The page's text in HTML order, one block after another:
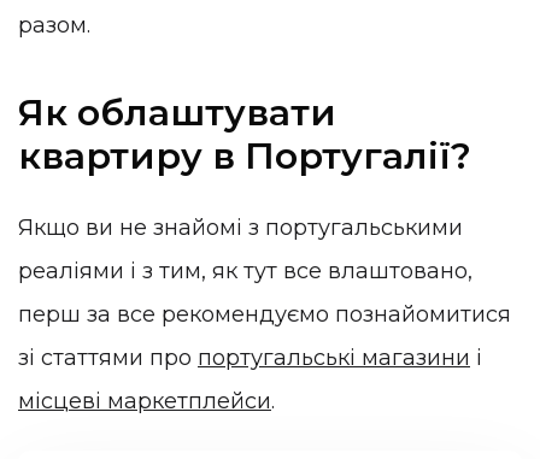
разом.
Як облаштувати
квартиру в Португалії?
Якщо ви не знайомі з португальськими
реаліями і з тим, як тут все влаштовано,
перш за все рекомендуємо познайомитися
зі статтями про португальські магазини і
місцеві маркетплейси.